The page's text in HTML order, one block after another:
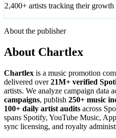
2,400+ artists tracking their
About the publisher
About Chartlex
Chartlex is a music promotion
delivered over21M+ verified
artists. We analyze campaign data
campaigns, publish 250+ music
100+ daily artist audits across
spans Spotify, YouTube Music,
sync licensing, and royalty